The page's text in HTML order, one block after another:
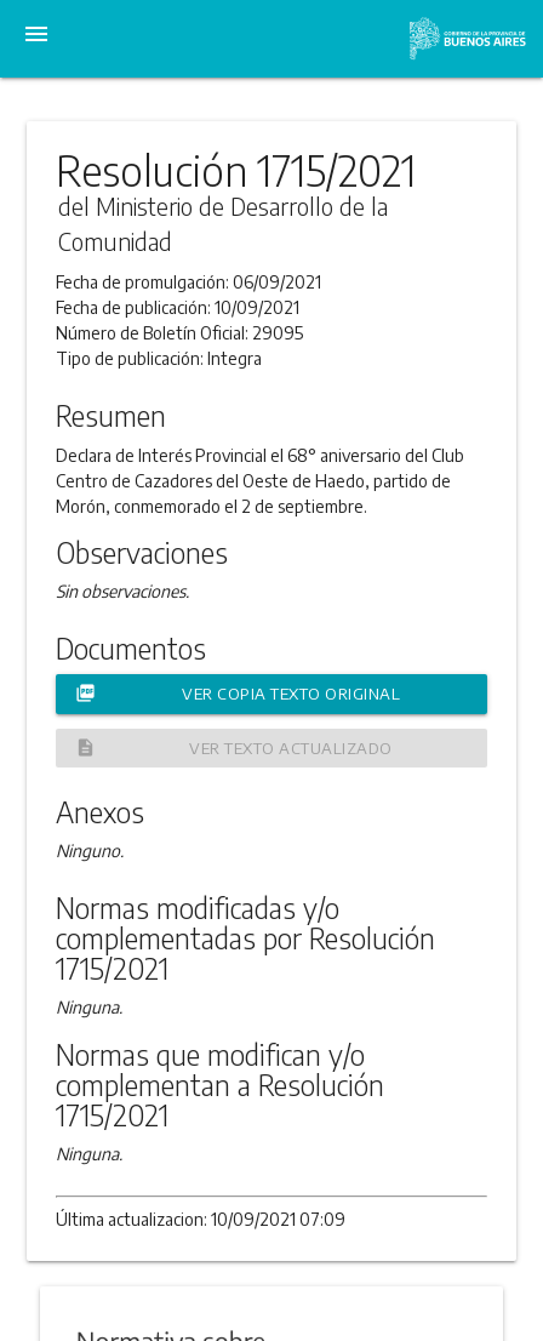
menu
Resolución 1715/2021
del Ministerio de Desarrollo de la
Comunidad
Fecha de promulgación:06/09/2021
Fecha de publicación:10/09/2021
Número de Boletín Oficial: 29095
Tipo de publicación:Integra
Resumen
Declara de Interés Provincial el 68° aniversario del Club
Centro de Cazadores del Oeste de Haedo, partido de
Morón, conmemorado el 2 de septiembre.
Observaciones
Sin observaciones.
Documentos
picture_as_pdf VER COPIA TEXTO ORIGINAL
description VER TEXTO ACTUALIZADO
Anexos
Ninguno.
Normas modificadas y/o
complementadas por Resolución
1715/2021
Ninguna.
Normas que modifican y/o
complementan a Resolución
1715/2021
Ninguna.
Última actualizacion: 10/09/2021 07:09